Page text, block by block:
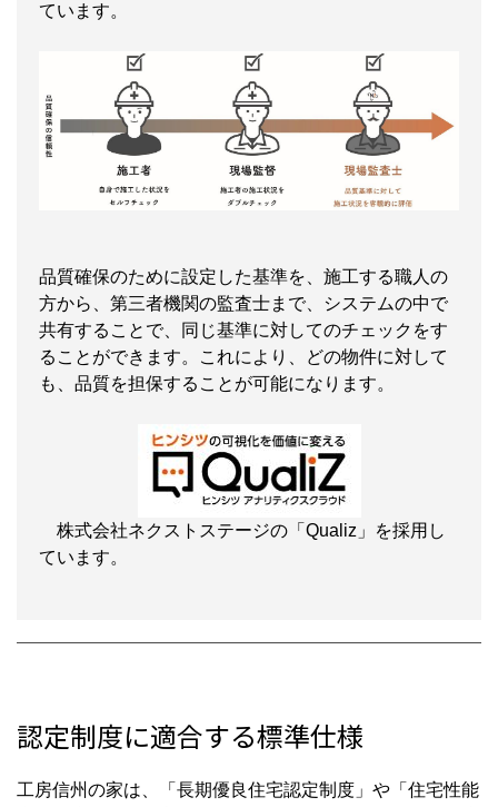
ています。
品質確保のために設定した基準を、施工する職人の
方から、第三者機関の監査士まで、システムの中で
共有することで、同じ基準に対してのチェックをす
ることができます。これにより、どの物件に対して
も、品質を担保することが可能になります。
株式会社ネクストステージの「Qualiz」を採用し
ています。
認定制度に適合する標準仕様
工房信州の家は、「長期優良住宅認定制度」や「住宅性能